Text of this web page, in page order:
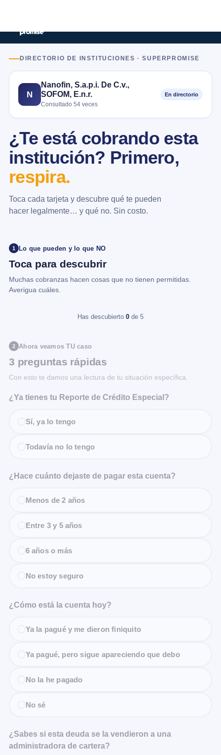
DIRECTORIO DE INSTITUCIONES · SUPERPROMISE
N
Nanofin, S.a.p.i. De C.v.,
SOFOM, E.n.r.
Consultado 54 veces
En directorio
¿Te está cobrando esta
institución? Primero,
respira.
Toca cada tarjeta y descubre qué te pueden
hacer legalmente… y qué no. Sin costo.
1 Lo que pueden y lo que NO
Toca para descubrir
Muchas cobranzas hacen cosas que no tienen permitidas.
Averigua cuáles.
Has descubierto 0 de 5
2 Ahora veamos TU caso
3 preguntas rápidas
Con esto te damos una lectura de tu situación específica.
¿Ya tienes tu Reporte de Crédito Especial?
Sí, ya lo tengo
Todavía no lo tengo
¿Hace cuánto dejaste de pagar esta cuenta?
Menos de 2 años
Entre 3 y 5 años
6 años o más
No estoy seguro
¿Cómo está la cuenta hoy?
Ya la pagué y me dieron finiquito
Ya pagué, pero sigue apareciendo que debo
No la he pagado
No sé
¿Sabes si esta deuda se la vendieron a una
administradora de cartera?